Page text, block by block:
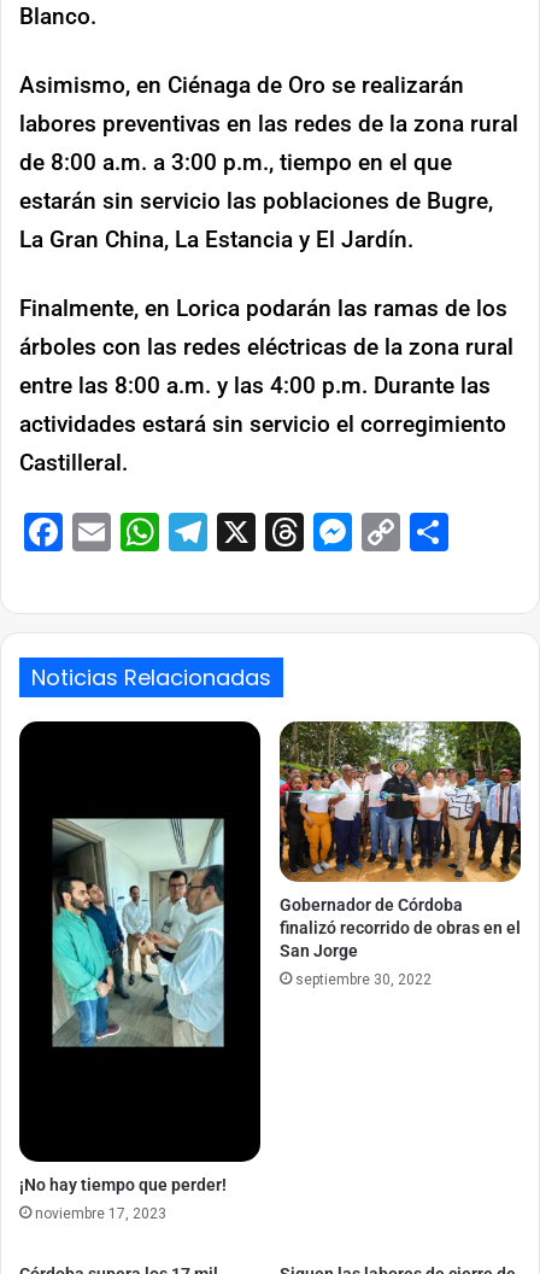
Blanco.
Asimismo, en Ciénaga de Oro se realizarán
labores preventivas en las redes de la zona rural
de 8:00 a.m. a 3:00 p.m., tiempo en el que
estarán sin servicio las poblaciones de Bugre,
La Gran China, La Estancia y El Jardín.
Finalmente, en Lorica podarán las ramas de los
árboles con las redes eléctricas de la zona rural
entre las 8:00 a.m. y las 4:00 p.m. Durante las
actividades estará sin servicio el corregimiento
Castilleral.
Facebook
EmailWhatsApp
Telegram
X ThreadsCopy
Noticias Relacionadas
¡No hay tiempo que perder!
noviembre 17, 2023
Gobernador de Córdoba
finalizó recorrido de obras en el
San Jorge
septiembre 30, 2022